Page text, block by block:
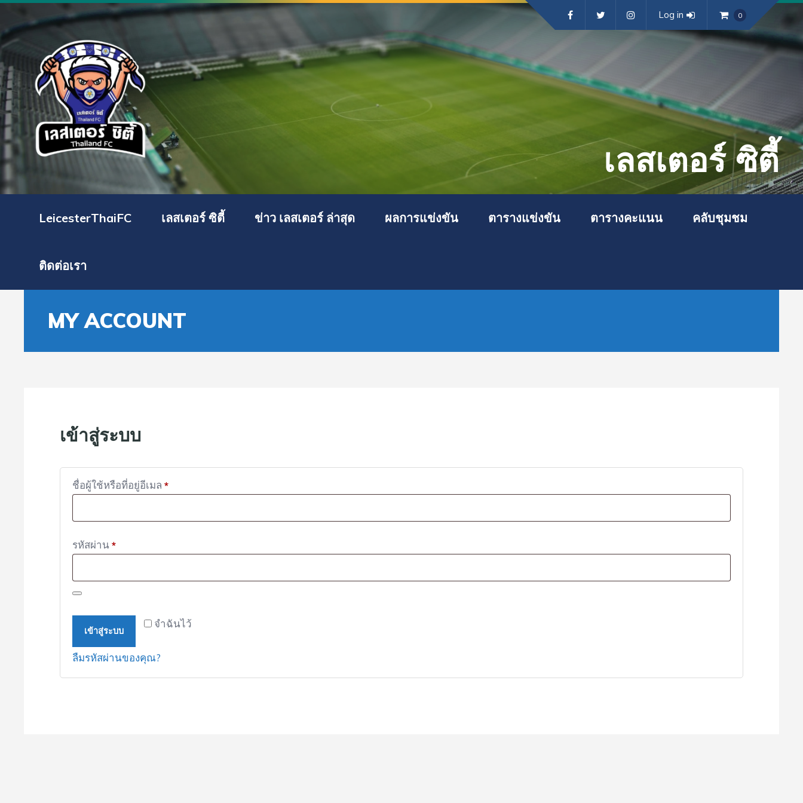
เลสเตอร์ ซิตี้
Log in 0
LeicesterThaiFC เลสเตอร์ ซิตี้ ข่าว เลสเตอร์ ล่าสุด ผลการแข่งขัน ตารางแข่งขัน ตารางคะแนน คลับชุมชม
ติดต่อเรา
MY ACCOUNT
เข้าสู่ระบบ
ชื่อผู้ใช้หรือที่อยู่อีเมล *ต้องการ
รหัสผ่าน *ต้องการ
จำฉันไว้
เข้าสู่ระบบ
ลืมรหัสผ่านของคุณ?